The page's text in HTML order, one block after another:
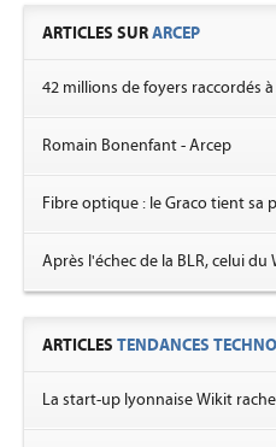
ARTICLES SURARCEP
42 millions de foyers raccordés
Romain Bonenfant - Arcep
Fibre optique : le Graco tient sa
Après l'échec de la BLR, celui du
ARTICLES TENDANCES
La start-up lyonnaise Wikit